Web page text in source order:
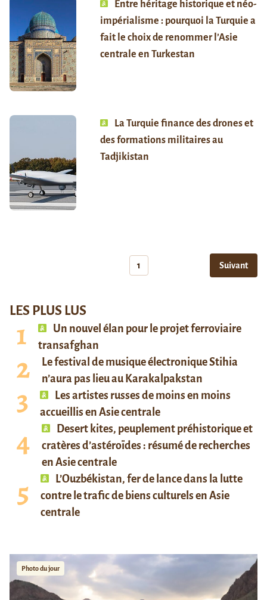
Entre héritage historique et néo-
impérialisme : pourquoi la Turquie a
fait le choix de renommer l’Asie
centrale en Turkestan
La Turquie finance des drones et
des formations militaires au
Tadjikistan
1 Suivant
LES PLUS LUS
Un nouvel élan pour le projet ferroviaire
transafghan
Le festival de musique électronique Stihia
n’aura pas lieu au Karakalpakstan
Les artistes russes de moins en moins
accueillis en Asie centrale
Desert kites, peuplement préhistorique et
cratères d’astéroïdes : résumé de recherches
en Asie centrale
L’Ouzbékistan, fer de lance dans la lutte
contre le trafic de biens culturels en Asie
centrale
Photo du jour